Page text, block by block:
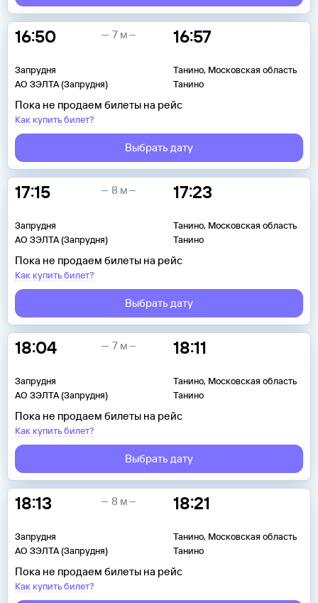
16:50
Запрудня
АО ЗЭЛТА (Запрудня)
16:57
Танино, Московская область
Танино
7 м
Пока не продаем билеты на рейс
Как купить билет?
Выбрать дату
17:15
Запрудня
АО ЗЭЛТА (Запрудня)
17:23
Танино, Московская область
Танино
8 м
Пока не продаем билеты на рейс
Как купить билет?
Выбрать дату
18:04
Запрудня
АО ЗЭЛТА (Запрудня)
18:11
Танино, Московская область
Танино
7 м
Пока не продаем билеты на рейс
Как купить билет?
Выбрать дату
18:13
Запрудня
АО ЗЭЛТА (Запрудня)
18:21
Танино, Московская область
Танино
8 м
Пока не продаем билеты на рейс
Как купить билет?